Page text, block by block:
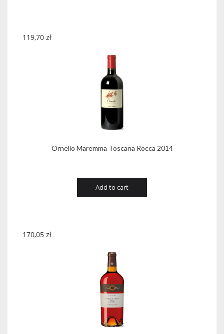
Ornello Maremma Toscana Rocca 2014
119,70 zł
Add to cart
170,05 zł